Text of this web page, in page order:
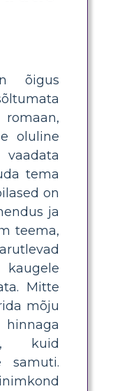
õigus
oluline
tema
on
ja
teema,
Mitte
mõju
kuid
samuti.